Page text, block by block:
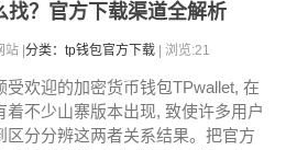
？官方下载渠道全解析
| 分类：tp钱包官方下载 | 浏览:21
受欢迎的加密货币钱包TPwallet, 在
着不少山寨版本出现, 致使许多用户
区分分辨这两者关系结果。把官方